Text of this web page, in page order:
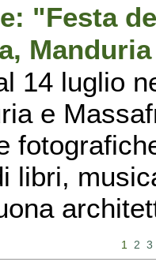
"Festa
14 luglio
e
libri,
1 2 3